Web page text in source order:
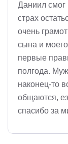
Даниил смог
страх
очень
сына и
первые
полгода.
наконец-то
общаются,
спасибо за